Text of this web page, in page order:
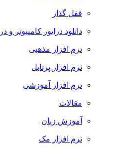
قفل گذار
دانلود درایور کامپیوتر و
نرم افزار مذهبی
نرم افزار پرتابل
نرم افزار آموزشی
مقالات
آموزش زبان
نرم افزار مک